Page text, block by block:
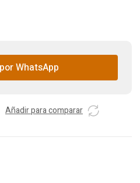
WhatsApp
Añadir para comparar